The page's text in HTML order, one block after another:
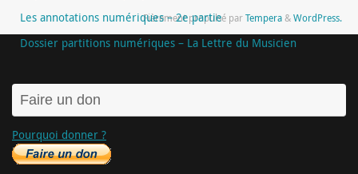
Les annotations numériques – 2e partie
Dossier partitions numériques – La Lettre du Musicien
Faire un don
Pourquoi donner ?
Fièrement propulsé parTempera&WordPress.